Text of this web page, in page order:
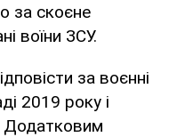
за скоєне
воїни ЗСУ.
за воєнні
2019 року і
Додатковим